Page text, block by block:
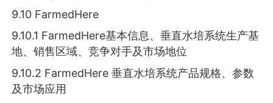
9.10 FarmedHere
9.10.1 FarmedHere基本信息、垂直水培系统生产基
地、销售区域、竞争对手及市场地位
9.10.2 FarmedHere 垂直水培系统产品规格、参数
及市场应用